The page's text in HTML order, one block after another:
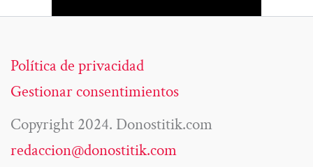
Política de privacidad
Gestionar consentimientos
Copyright 2024. Donostitik.com
redaccion@donostitik.com